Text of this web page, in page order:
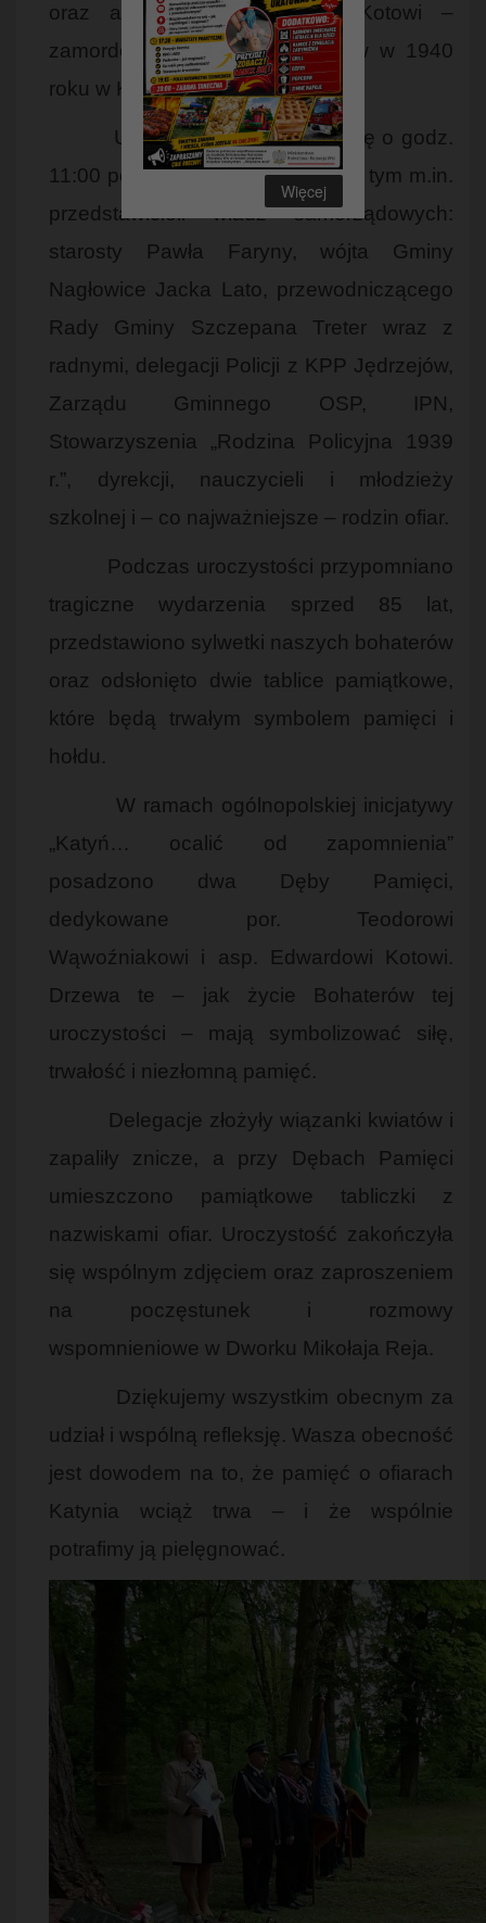
Więcej
oraz aspirantowi Edwardowi Kotowi –
zamordowanych przez Sowietów w 1940
roku w Katyniu.
Uroczystość rozpoczęła się o godz.
11:00 powitaniem uczestników, w tym m.in.
przedstawicieli władz samorządowych:
starosty Pawła Faryny, wójta Gminy
Nagłowice Jacka Lato, przewodniczącego
Rady Gminy Szczepana Treter wraz z
radnymi, delegacji Policji z KPP Jędrzejów,
Zarządu Gminnego OSP, IPN,
Stowarzyszenia „Rodzina Policyjna 1939
r.”, dyrekcji, nauczycieli i młodzieży
szkolnej i – co najważniejsze – rodzin ofiar.
Podczas uroczystości przypomniano
tragiczne wydarzenia sprzed 85 lat,
przedstawiono sylwetki naszych bohaterów
oraz odsłonięto dwie tablice pamiątkowe,
które będą trwałym symbolem pamięci i
hołdu.
W ramach ogólnopolskiej inicjatywy
„Katyń… ocalić od zapomnienia”
posadzono dwa Dęby Pamięci,
dedykowane por. Teodorowi
Wąwoźniakowi i asp. Edwardowi Kotowi.
Drzewa te – jak życie Bohaterów tej
uroczystości – mają symbolizować siłę,
trwałość i niezłomną pamięć.
Delegacje złożyły wiązanki kwiatów i
zapaliły znicze, a przy Dębach Pamięci
umieszczono pamiątkowe tabliczki z
nazwiskami ofiar. Uroczystość zakończyła
się wspólnym zdjęciem oraz zaproszeniem
na poczęstunek i rozmowy
wspomnieniowe w Dworku Mikołaja Reja.
Dziękujemy wszystkim obecnym za
udział i wspólną refleksję. Wasza obecność
jest dowodem na to, że pamięć o ofiarach
Katynia wciąż trwa – i że wspólnie
potrafimy ją pielęgnować.